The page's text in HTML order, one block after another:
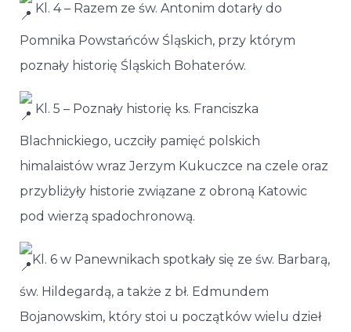
Kl. 4 – Razem ze św. Antonim dotarły do
Pomnika Powstańców Śląskich, przy którym
poznały historię Śląskich Bohaterów.
Kl. 5 – Poznały historię ks. Franciszka
Blachnickiego, uczciły pamięć polskich
himalaistów wraz Jerzym Kukuczce na czele oraz
przybliżyły historie związane z obroną Katowic
pod wierzą spadochronową.
Kl. 6 w Panewnikach spotkały się ze św. Barbarą,
św. Hildegardą, a także z bł. Edmundem
Bojanowskim, który stoi u początków wielu dzieł